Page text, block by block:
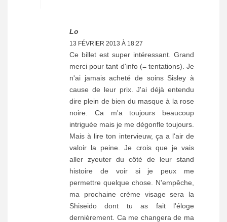
Lo
13 FÉVRIER 2013 À 18:27
Ce billet est super intéressant. Grand
merci pour tant d'info (= tentations). Je
n'ai jamais acheté de soins Sisley à
cause de leur prix. J'ai déjà entendu
dire plein de bien du masque à la rose
noire. Ca m'a toujours beaucoup
intriguée mais je me dégonfle toujours.
Mais à lire ton intervieuw, ça a l'air de
valoir la peine. Je crois que je vais
aller zyeuter du côté de leur stand
histoire de voir si je peux me
permettre quelque chose. N'empêche,
ma prochaine crème visage sera la
Shiseido dont tu as fait l'éloge
dernièrement. Ca me changera de ma